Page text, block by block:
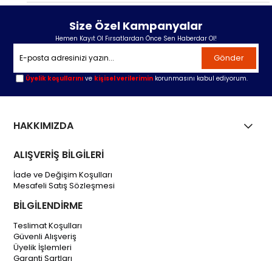
Size Özel Kampanyalar
Hemen Kayıt Ol Fırsatlardan Önce Sen Haberdar Ol!
Gönder
Üyelik koşullarını ve kişisel verilerimin korunmasını kabul ediyorum.
HAKKIMIZDA
ALIŞVERİŞ BİLGİLERİ
İade ve Değişim Koşulları
Mesafeli Satış Sözleşmesi
BİLGİLENDİRME
Teslimat Koşulları
Güvenli Alışveriş
Üyelik İşlemleri
Garanti Şartları